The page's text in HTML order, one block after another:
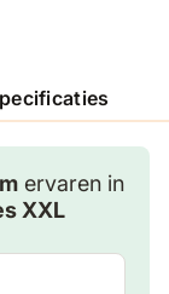
ervaren in
XXL